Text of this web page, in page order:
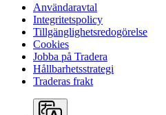
Användaravtal
Integritetspolicy
Tillgänglighetsredogörelse
Cookies
Jobba på Tradera
Hållbarhetsstrategi
Traderas frakt